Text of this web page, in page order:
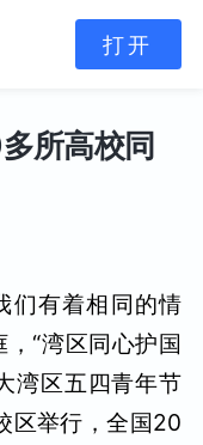
所高校同
们有着相同的情
“湾区同心护国
湾区五四青年节
区举行，全国20
打开